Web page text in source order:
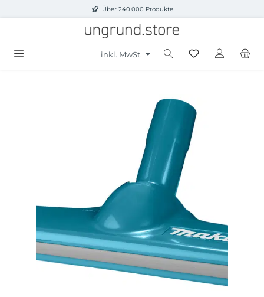
Zum Hauptinhalt springenÜber 240.000 Produkte
inkl. MwSt.